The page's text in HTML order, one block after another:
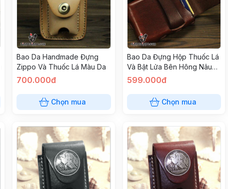
Bao Da Handmade Đựng
Zippo Và Thuốc Lá Màu Da
700.000đ
Chọn mua
Bao Da Đựng Hộp Thuốc Lá
Và Bật Lửa Bên Hông Nâu
Đỏ
599.000đ
Chọn mua